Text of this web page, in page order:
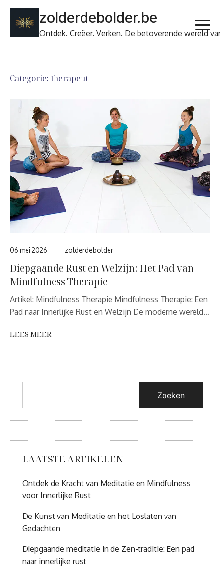
zolderdebolder.be
Ontdek. Creëer. Verken. De betoverende wereld
Categorie: therapeut
06 mei 2026 zolderdebolder
Diepgaande Rust en Welzijn: Het Pad van
Mindfulness Therapie
Artikel: Mindfulness Therapie Mindfulness Therapie: Een
Pad naar Innerlijke Rust en Welzijn De moderne wereld…
LEES MEER
Zoeken
LAATSTE ARTIKELEN
Ontdek de Kracht van Meditatie en Mindfulness
voor Innerlijke Rust
De Kunst van Meditatie en het Loslaten van
Gedachten
Diepgaande meditatie in de Zen-traditie: Een pad
naar innerlijke rust